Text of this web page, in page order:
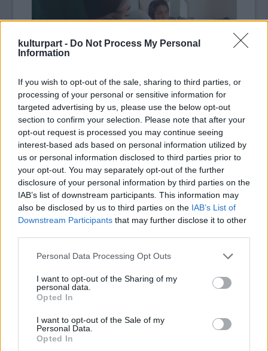
kulturpart - Do Not Process My Personal
Information
If you wish to opt-out of the sale, sharing to third parties, or
processing of your personal or sensitive information for
targeted advertising by us, please use the below opt-out
section to confirm your selection. Please note that after your
opt-out request is processed you may continue seeing
interest-based ads based on personal information utilized by
us or personal information disclosed to third parties prior to
your opt-out. You may separately opt-out of the further
disclosure of your personal information by third parties on the
IAB’s list of downstream participants. This information may
also be disclosed by us to third parties on the IAB’s List of
Downstream Participants that may further disclose it to other
Please note that this website/app uses one or more Google
not limited to your visit or usage behaviour. You may click to
grant or deny consent to Google and its third-party tags to
use your data for below specified purposes in below Google
consent section.
Personal Data Processing Opt Outs
I want to opt-out of the Sharing of my
personal data.
Opted In
I want to opt-out of the Sale of my
Personal Data.
Opted In
Társadalomábrázolás, dokumentarista fotográfia - sorozat -
2. helyezett: Koszticsák Szilárd (MTVA): Tiltott szépségszalon
#19